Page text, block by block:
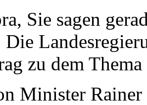
Sie sagen
Die
zu dem
Minister